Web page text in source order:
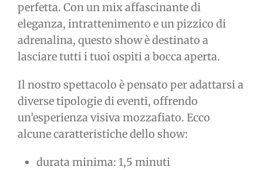
perfetta. Con un mix affascinante di
eleganza, intrattenimento e un pizzico di
adrenalina, questo show è destinato a
lasciare tutti i tuoi ospiti a bocca aperta.
Il nostro spettacolo è pensato per adattarsi a
diverse tipologie di eventi, offrendo
un’esperienza visiva mozzafiato. Ecco
alcune caratteristiche dello show:
durata minima: 1,5 minuti